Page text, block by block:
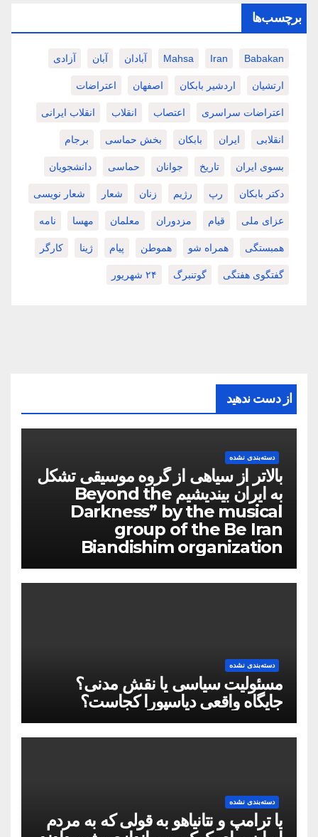
برچسب‌ها
Babakan
Iran
Mahsa آبادان آبان آزادی
ارتشیان اردشیر بابکان اصفهان اعتراضات
اعتراضات سراسری اعتصاب انقلاب انقلاب ایرانی
انقلابی ایران بابکان بخش حماسی برجام
بسوی ایران تاریخ جوانان حماسی دانشجویان
دکتر بابکان رپ رژیم زنان شعار شعار نویسی
عزای ملی قیام مزدوران معلمان مهسا نامه
همبستگی همراه شو هموطن پیام ژینا کارگر
گفتگوی هفتگی گوتنبرگ ۲۴ شهریور
از دست ندهید
دسته‌بندی نشده
بالاتر از سیاهی از گروه موسیقی تشکل
به ایران بیندیشیم Beyond the
Darkness” by the musical
group of the Be Iran
Biandishim organization
دسته‌بندی نشده
مسئولیت سیاسی یا نقش مدنی؟
جایگاه واقعی دیاسپورا کجاست؟
دسته‌بندی نشده
یا ترامپ و نتانیاهو به قولی که به مردم